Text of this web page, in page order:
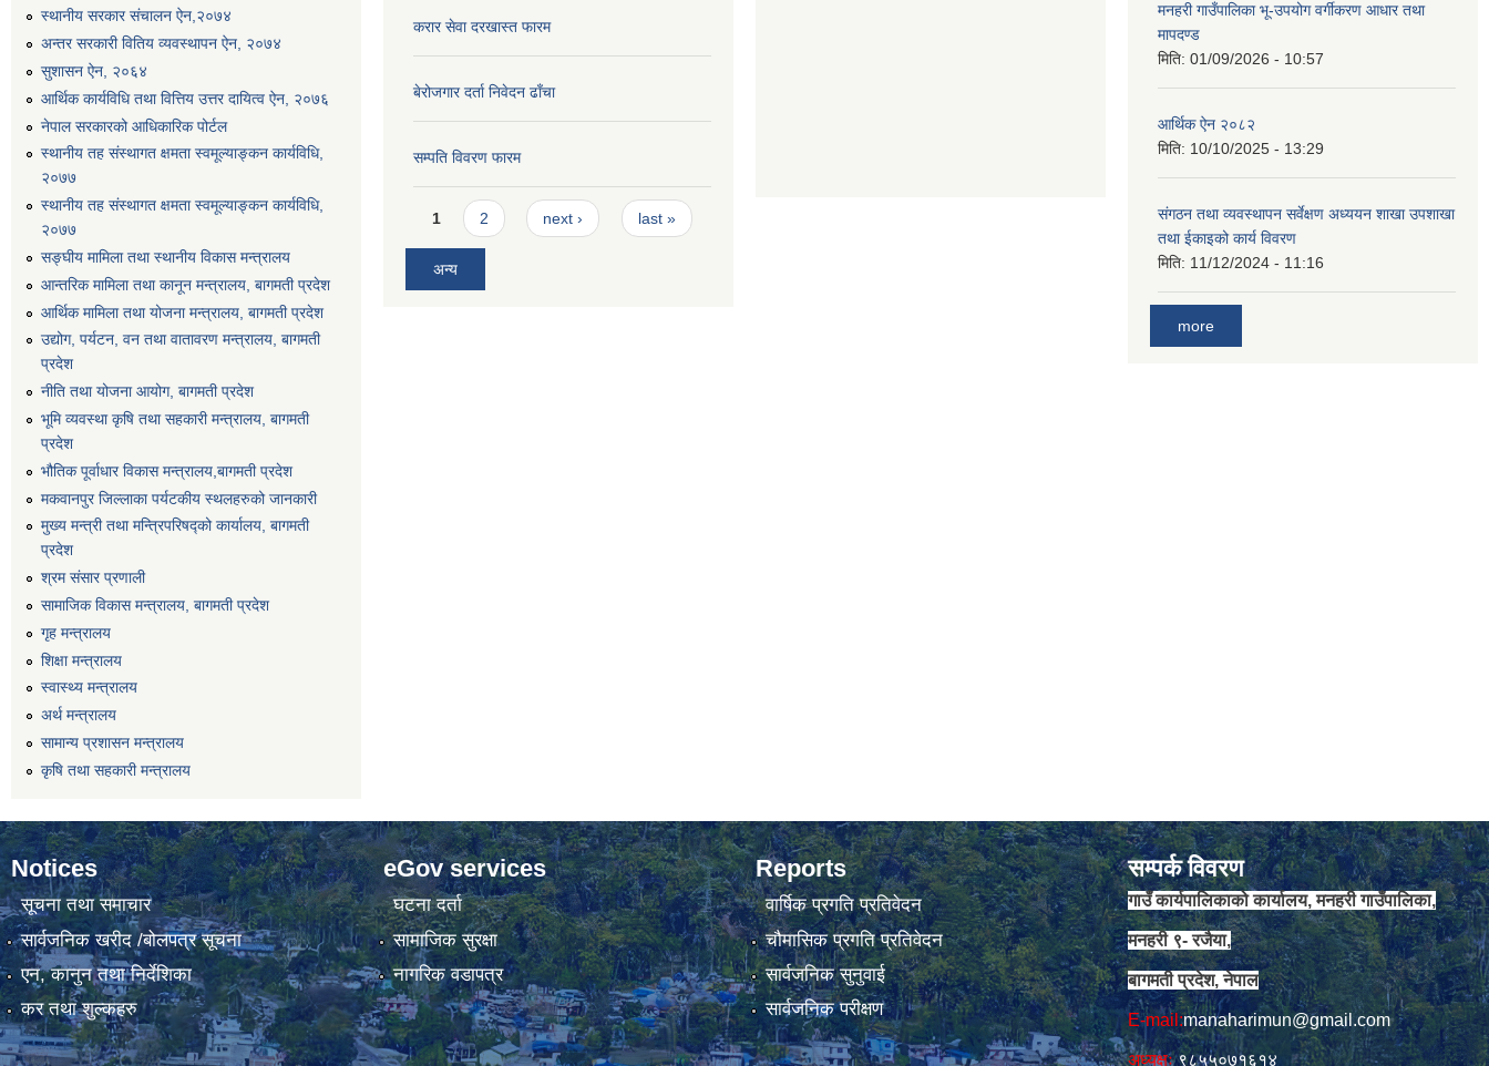
स्थानीय सरकार संचालन ऐन,२०७४
अन्तर सरकारी वितिय व्यवस्थापन ऐन, २०७४
सुशासन ऐन, २०६४
आर्थिक कार्यविधि तथा वित्तिय उत्तर दायित्व ऐन, २०७६
नेपाल सरकारको आधिकारिक पोर्टल
स्थानीय तह संस्थागत क्षमता स्वमूल्याङ्कन कार्यविधि,
२०७७
स्थानीय तह संस्थागत क्षमता स्वमूल्याङ्कन कार्यविधि,
२०७७
सङ्घीय मामिला तथा स्थानीय विकास मन्त्रालय
आन्तरिक मामिला तथा कानून मन्त्रालय, बागमती प्रदेश
आर्थिक मामिला तथा योजना मन्त्रालय, बागमती प्रदेश
उद्योग, पर्यटन, वन तथा वातावरण मन्त्रालय, बागमती
प्रदेश
नीति तथा योजना आयोग, बागमती प्रदेश
भूमि व्यवस्था कृषि तथा सहकारी मन्त्रालय, बागमती
प्रदेश
भौतिक पूर्वाधार विकास मन्त्रालय,बागमती प्रदेश
मकवानपुर जिल्लाका पर्यटकीय स्थलहरुको जानकारी
मुख्य मन्त्री तथा मन्त्रिपरिषद्को कार्यालय, बागमती
प्रदेश
श्रम संसार प्रणाली
सामाजिक विकास मन्त्रालय, बागमती प्रदेश
गृह मन्त्रालय
शिक्षा मन्त्रालय
स्वास्थ्य मन्त्रालय
अर्थ मन्त्रालय
सामान्य प्रशासन मन्त्रालय
कृषि तथा सहकारी मन्त्रालय
करार सेवा दरखास्त फारम
बेरोजगार दर्ता निवेदन ढाँचा
सम्पति विवरण फारम
Pages
1 2 next › last »
अन्य
मनहरी गाउँपालिका भू-उपयोग वर्गीकरण आधार तथा
मापदण्ड
मिति: 01/09/2026 - 10:57
आर्थिक ऐन २०८२
मिति: 10/10/2025 - 13:29
संगठन तथा व्यवस्थापन सर्वेक्षण अध्ययन शाखा उपशाखा
तथा ईकाइको कार्य विवरण
मिति: 11/12/2024 - 11:16
more
Notices
सूचना तथा समाचार
सार्वजनिक खरीद /बोलपत्र सूचना
एन, कानुन तथा निर्देशिका
कर तथा शुल्कहरु
eGov services
घटना दर्ता
सामाजिक सुरक्षा
नागरिक वडापत्र
Reports
वार्षिक प्रगति प्रतिवेदन
चौमासिक प्रगति प्रतिवेदन
सार्वजनिक सुनुवाई
सार्वजनिक परीक्षण
सम्पर्क विवरण
गाउँ कार्यपालिकाको कार्यालय, मनहरी गाउँपालिका,
मनहरी ९- रजैया,
बागमती प्रदेश, नेपाल
E-mail:manaharimun@gmail.com
अध्यक्षः९८५५०७१६१४